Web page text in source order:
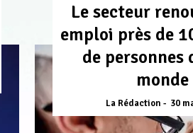
Le secteur
emploi près de
de personnes
monde
La Rédaction 30